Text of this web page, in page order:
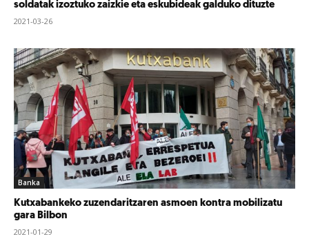
soldatak izoztuko zaizkie eta eskubideak galduko dituzte
2021-03-26
Banka
Kutxabankeko zuzendaritzaren asmoen kontra mobilizatu
gara Bilbon
2021-01-29